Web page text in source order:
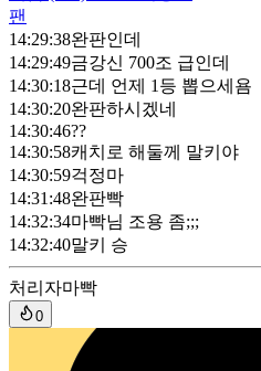
팬
14:29:38완판인데
14:29:49금강신 700조 급인데
14:30:18근데 언제 1등 뽑으세욤
14:30:20완판하시겠네
14:30:46??
14:30:58캐치로 해둘께 말키야
14:30:59걱정마
14:31:48완판빡
14:32:34마빡님 조용 좀;;;
14:32:40말키 승
처리자마빡
0